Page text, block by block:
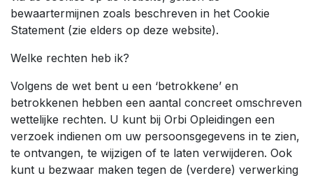
bewaartermijnen zoals beschreven in het Cookie
Statement (zie elders op deze website).
Welke rechten heb ik?
Volgens de wet bent u een ‘betrokkene’ en
betrokkenen hebben een aantal concreet omschreven
wettelijke rechten. U kunt bij Orbi Opleidingen een
verzoek indienen om uw persoonsgegevens in te zien,
te ontvangen, te wijzigen of te laten verwijderen. Ook
kunt u bezwaar maken tegen de (verdere) verwerking